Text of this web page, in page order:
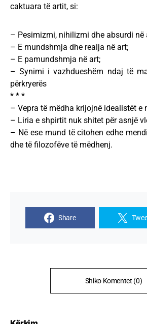
caktuara të artit, si:
– Pesimizmi, nihilizmi dhe absurdi në
– E mundshmja dhe realja në art;
– E pamundshmja në art;
– Synimi i vazhdueshëm ndaj të
përkryerës
* * *
– Vepra të mëdha krijojnë idealistët e
– Liria e shpirtit nuk shitet për asnjë
– Në ese mund të citohen edhe
dhe të filozofëve të mëdhenj.
Share
Shiko Komentet (0)